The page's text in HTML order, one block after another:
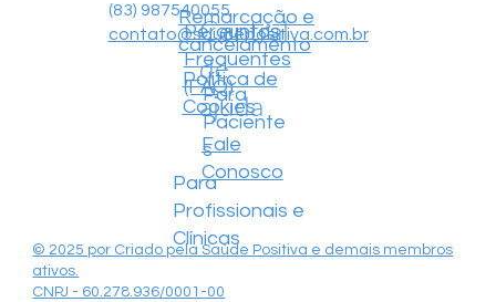
(83) 987540055
contato@saudepositiva.com.br
© 2025 por Criado pela Saúde Positiva e demais membros
ativos.
CNPJ - 60.278.936/0001-00
Central
de
ajuda
Para
Paciente
s
Para
Profissionais e
Clínicas
Perguntas
Frequentes
(FAQ)
Remarcação e
cancelamento
Política de
Cookies
Fale
Conosco